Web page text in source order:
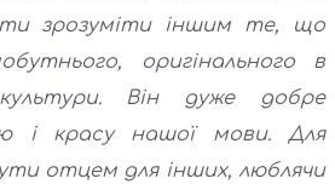
зрозуміти іншим те, що
оригінального в
Він дуже добре
і красу нашої мови. Для
отцем для інших, люблячи